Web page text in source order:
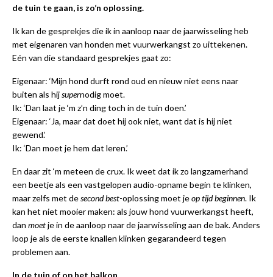
de tuin te gaan, is zo’n oplossing.
Ik kan de gesprekjes die ik in aanloop naar de jaarwisseling heb
met eigenaren van honden met vuurwerkangst zo uittekenen.
Eén van die standaard gesprekjes gaat zo:
Eigenaar: ‘Mijn hond durft rond oud en nieuw niet eens naar
buiten als hijsupernodig moet.
Ik: ‘Dan laat je ‘m z’n ding toch in de tuin doen.’
Eigenaar: ‘Ja, maar dat doet hij ook niet, want dat is hij niet
gewend.’
Ik: ‘Dan moet je hem dat leren.’
En daar zit ‘m meteen de crux. Ik weet dat ik zo langzamerhand
een beetje als een vastgelopen audio-opname begin te klinken,
maar zelfs met desecond best-oplossing moet jeop tijd beginnen. Ik
kan het niet mooier maken: als jouw hond vuurwerkangst heeft,
dan moetje in de aanloop naar de jaarwisseling aan de bak. Anders
loop je als de eerste knallen klinken gegarandeerd tegen
problemen aan.
In de tuin of op het balkon